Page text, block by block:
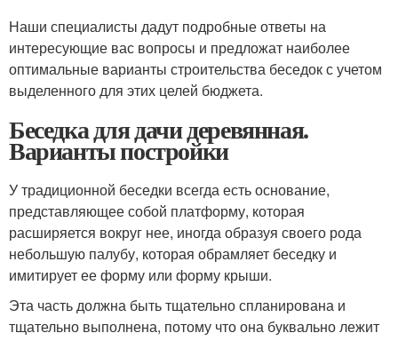
Наши специалисты дадут подробные ответы на
интересующие вас вопросы и предложат наиболее
оптимальные варианты строительства беседок с учетом
выделенного для этих целей бюджета.
Беседка для дачи деревянная.
Варианты постройки
У традиционной беседки всегда есть основание,
представляющее собой платформу, которая
расширяется вокруг нее, иногда образуя своего рода
небольшую палубу, которая обрамляет беседку и
имитирует ее форму или форму крыши.
Эта часть должна быть тщательно спланирована и
тщательно выполнена, потому что она буквально лежит